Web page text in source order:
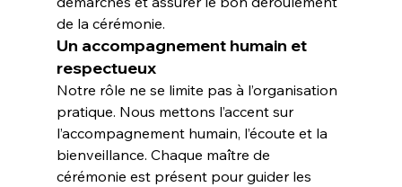
de la cérémonie.
Un accompagnement humain et
respectueux
Notre rôle ne se limite pas à l’organisation
pratique. Nous mettons l’accent sur
l’accompagnement humain, l’écoute et la
bienveillance. Chaque maître de
cérémonie est présent pour guider les